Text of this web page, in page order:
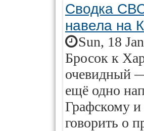
Сводка
навела на
Sun, 18
Бросок к
очевидный
ещё одно
Графскому
говорить о